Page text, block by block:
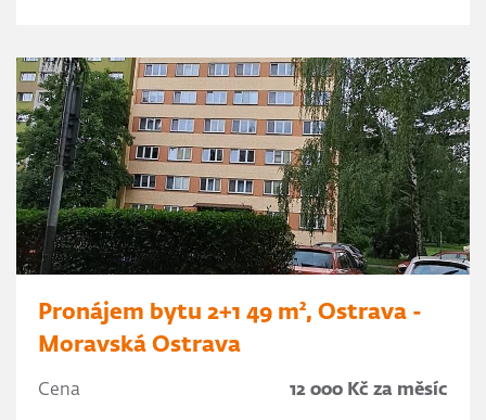
Pronájem bytu 2+1 49 m², Ostrava -
Moravská Ostrava
Cena 12 000 Kč za měsíc